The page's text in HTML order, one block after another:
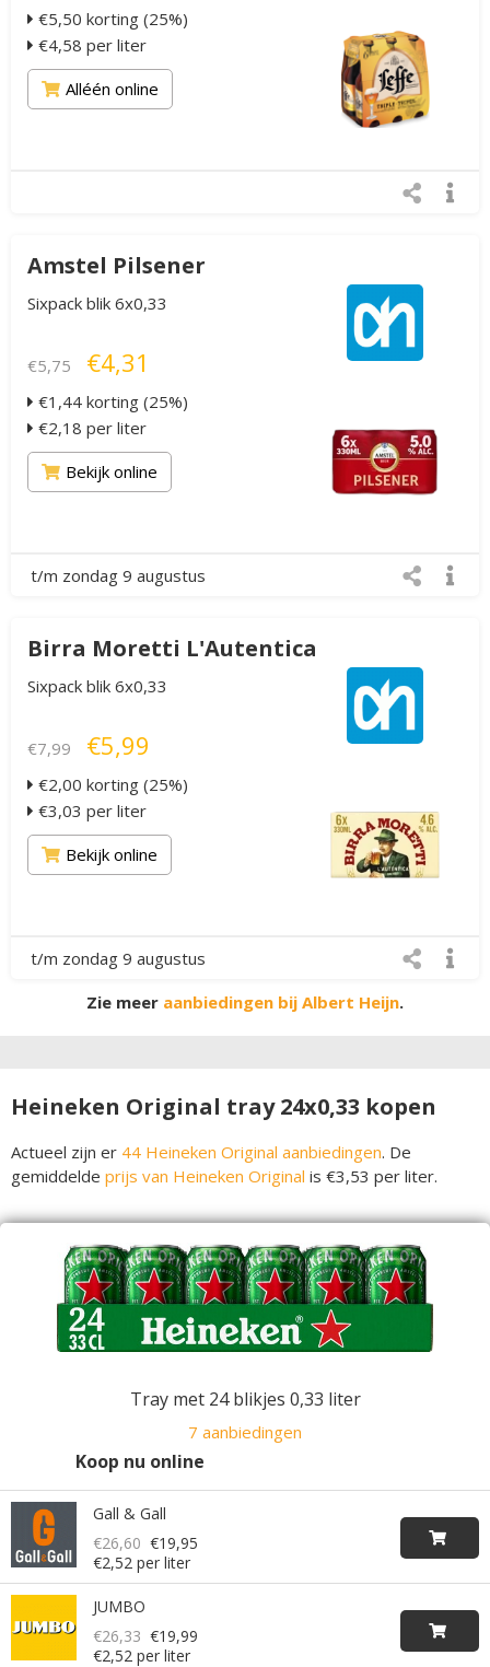
€5,50 korting (25%)
€4,58 per liter
Alléén online
Amstel Pilsener
Sixpack blik 6x0,33
€5,75 €4,31
€1,44 korting (25%)
€2,18 per liter
Bekijk online
t/m zondag 9 augustus
Birra Moretti L'Autentica
Sixpack blik 6x0,33
€7,99 €5,99
€2,00 korting (25%)
€3,03 per liter
Bekijk online
t/m zondag 9 augustus
Zie meer aanbiedingen bij Albert Heijn.
Heineken Original tray 24x0,33 kopen
Actueel zijn er 44 Heineken Original aanbiedingen. De
gemiddelde prijs van Heineken Original is €3,53 per liter.
Tray met 24 blikjes 0,33 liter
7 aanbiedingen
Koop nu online
Gall & Gall
€26,60 €19,95
€2,52 per liter
JUMBO
€26,33 €19,99
€2,52 per liter